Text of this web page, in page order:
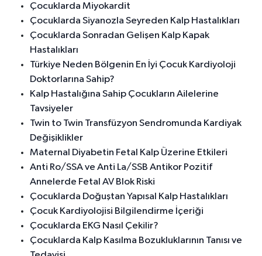
Çocuklarda Miyokardit
Çocuklarda Siyanozla Seyreden Kalp Hastalıkları
Çocuklarda Sonradan Gelişen Kalp Kapak
Hastalıkları
Türkiye Neden Bölgenin En İyi Çocuk Kardiyoloji
Doktorlarına Sahip?
Kalp Hastalığına Sahip Çocukların Ailelerine
Tavsiyeler
Twin to Twin Transfüzyon Sendromunda Kardiyak
Değişiklikler
Maternal Diyabetin Fetal Kalp Üzerine Etkileri
Anti Ro/SSA ve Anti La/SSB Antikor Pozitif
Annelerde Fetal AV Blok Riski
Çocuklarda Doğuştan Yapısal Kalp Hastalıkları
Çocuk Kardiyolojisi Bilgilendirme İçeriği
Çocuklarda EKG Nasıl Çekilir?
Çocuklarda Kalp Kasılma Bozukluklarının Tanısı ve